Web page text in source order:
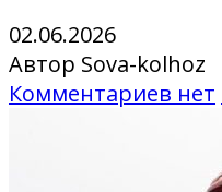
02.06.2026
Автор Sova-kolhoz
Комментариев нет